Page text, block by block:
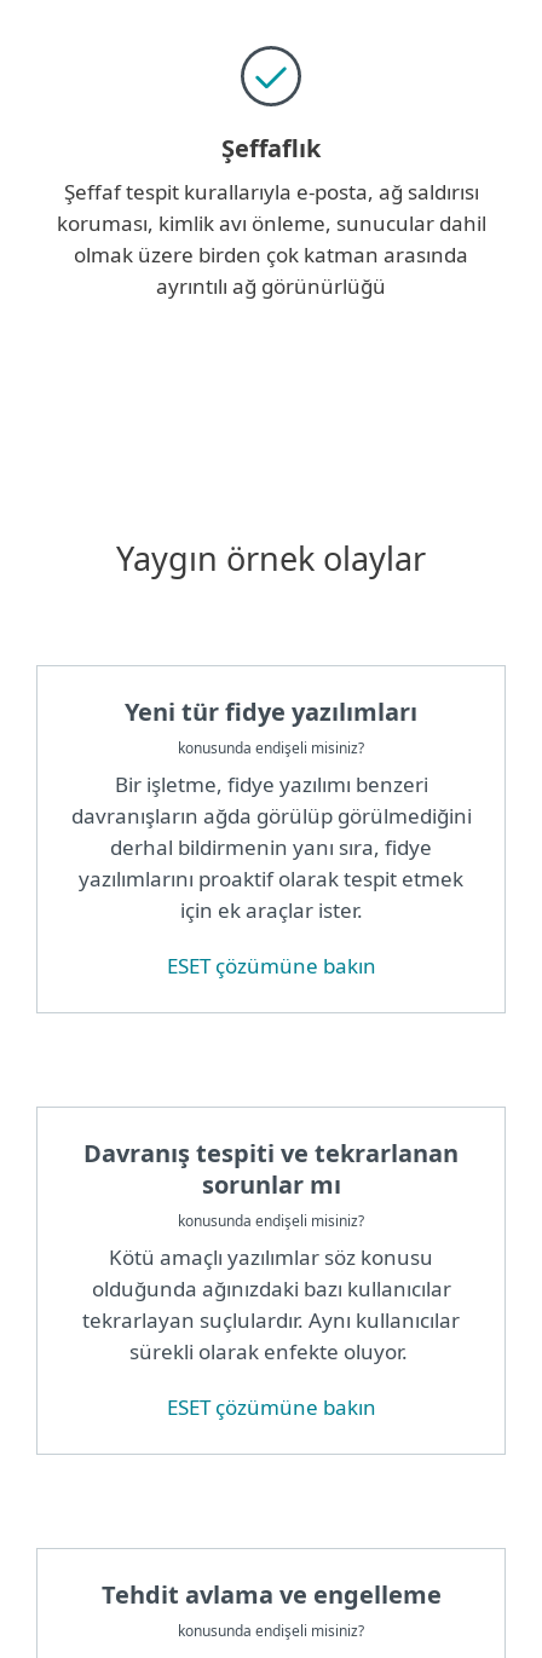
Şeffaflık
Şeffaf tespit kurallarıyla e-posta, ağ saldırısı
koruması, kimlik avı önleme, sunucular dahil
olmak üzere birden çok katman arasında
ayrıntılı ağ görünürlüğü
Yaygın örnek olaylar
Yeni tür fidye yazılımları
konusunda endişeli misiniz?
Bir işletme, fidye yazılımı benzeri
davranışların ağda görülüp görülmediğini
derhal bildirmenin yanı sıra, fidye
yazılımlarını proaktif olarak tespit etmek
için ek araçlar ister.
ESET çözümüne bakın
Davranış tespiti ve tekrarlanan
sorunlar mı
konusunda endişeli misiniz?
Kötü amaçlı yazılımlar söz konusu
olduğunda ağınızdaki bazı kullanıcılar
tekrarlayan suçlulardır. Aynı kullanıcılar
sürekli olarak enfekte oluyor.
ESET çözümüne bakın
Tehdit avlama ve engelleme
konusunda endişeli misiniz?